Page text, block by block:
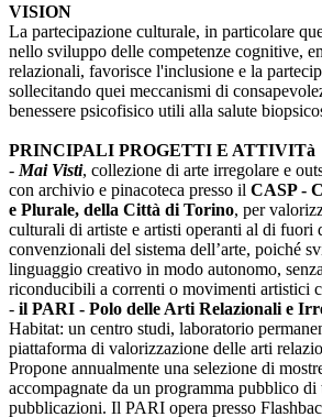
VISION
La partecipazione culturale, in particolare
nello sviluppo delle competenze cognitive,
relazionali, favorisce l'inclusione e la
sollecitando quei meccanismi di
benessere psicofisico utili alla salute
PRINCIPALI PROGETTI E ATTIVITà
- Mai Visti, collezione di arte irregolare e
con archivio e pinacoteca presso il CASP -
e Plurale, della Città di Torino, per
culturali di artiste e artisti operanti al di fuori
convenzionali del sistema dell’arte, poiché
linguaggio creativo in modo autonomo,
riconducibili a correnti o movimenti artistici
- il PARI - Polo delle Arti Relazionali e
Habitat: un centro studi, laboratorio
piattaforma di valorizzazione delle arti
Propone annualmente una selezione di
accompagnate da un programma pubblico
pubblicazioni. Il PARI opera presso